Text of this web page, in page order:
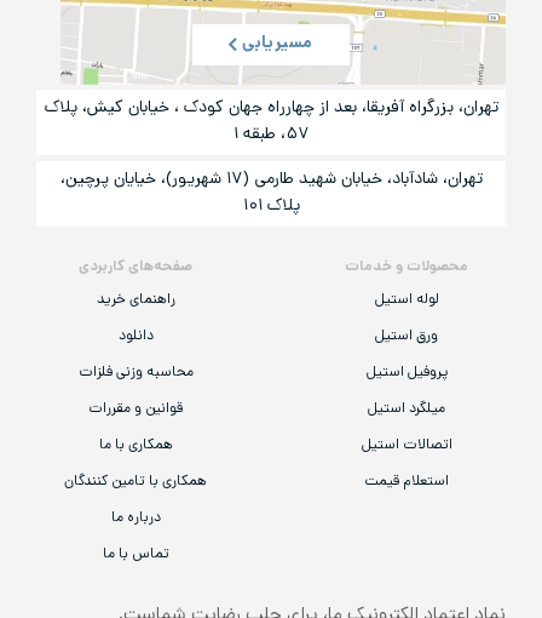
محصولات و خدمات
لوله استیل
ورق استیل
پروفیل استیل
میلگرد استیل
اتصالات استیل
استعلام قیمت
صفحه‌های کاربردی
راهنمای خرید
دانلود
محاسبه وزنی فلزات
قوانین و مقررات
همکاری با ما
همکاری با تامین کنندگان
درباره ما
تماس با ما
مسیریابی
تهران، بزرگراه آفریقا، بعد از چهارراه جهان کودک ، خیابان کیش، پلاک
۵۷، طبقه ۱
تهران، شادآباد، خیابان شهید طارمی (۱۷ شهریور)، خیایان پرچین،
پلاک ۱۰۱